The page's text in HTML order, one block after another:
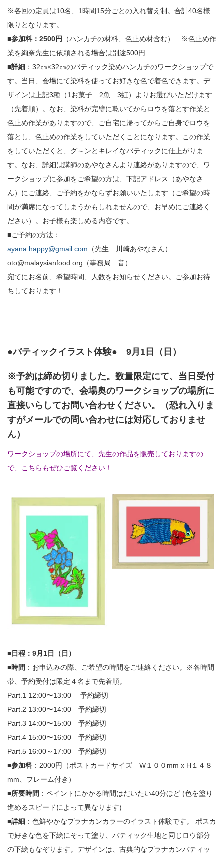
※各回の定員は10名、1時間15分ごとの入れ替え制。合計40名様
限りとなります。
■参加料：2500円
（ハンカチの材料、色止め材含む） ※色止め作
業を絢奈先生に依頼される場合は別途500円
■詳細 ：32㎝×32㎝のバティック染めハンカチのワークショップで
す。当日、会場にて染料を使ってお好きな色で着色できます。デ
ザインは上記3種（1お菓子 2魚 3虹）よりお選びいただけます
（先着順）。なお、染料が完璧に乾いてからロウを落とす作業と
色止め作業がありますので、ご自宅に帰ってからご自身でロウを
落とし、色止めの作業をしていただくことになります。この作業
をしていただくと、グ～ンとキレイなバティックに仕上がりま
す。なお、詳細は講師のあやなさんより連絡がありますので、ワ
ークショップに参加をご希望の方は、下記アドレス（あやなさ
ん）にご連絡、ご予約をかならずお願いいたします（ご希望の時
間が満席になってしまうかもしれませんので、お早めにご連絡く
ださい）。お子様も楽しめる内容です。
■ご予約の方法：
ayana.happy@gmail.com （先生 川崎あやなさん）
oto@malaysianfood.org（事務局 音）
宛てにお名前、希望時間、人数をお知らせください。ご参加お待
ちしております！
●バティックイラスト体験● 9月1日（日）
※予約は締め切りました。数量限定にて、当日受付
も可能ですので、会場奥のワークショップの場所に
直接いらしてお問い合わせください。（恐れ入りま
すがメールでの問い合わせには対応しておりませ
ん）
ワークショップの場所にて、先生の作品を販売しておりますの
で、こちらもぜひご覧ください！
■日程：9月1日（日）
■時間 ：お申込みの際、ご希望の時間をご連絡ください。※各時間
帯、予約受付は限定４名まで先着順。
Part.1 12:00〜13:00 予約締切
Part.2 13:00〜14:00 予約締切
Part.3 14:00〜15:00 予約締切
Part.4 15:00〜16:00 予約締切
Part.5 16:00～17:00 予約締切
■参加料 ：2000円（ポストカードサイズ W１００mm x H１４８
mm、フレーム付き）
■所要時間 ：ペイントにかかる時間はだいたい40分ほど (色を塗り
進めるスピードによって異なります)
■詳細 ：色鮮やかなプラナカンカラーのイラスト体験です。 ポスカ
で好きな色を下絵にそって塗り、バティック生地と同じロウ部分
の下絵もなぞります。デザインは、古典的なプラナカンバティッ